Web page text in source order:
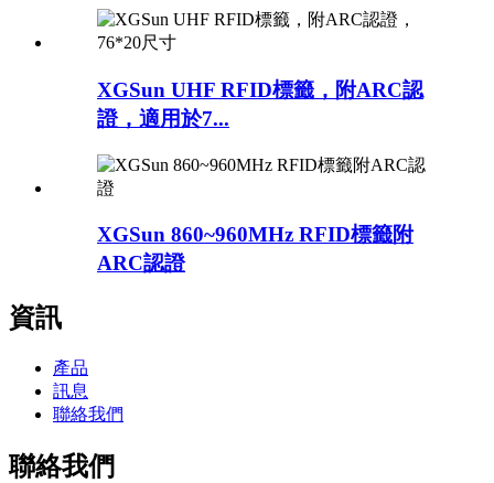
XGSun UHF RFID標籤，附ARC認
證，適用於7...
XGSun 860~960MHz RFID標籤附
ARC認證
資訊
產品
訊息
聯絡我們
聯絡我們